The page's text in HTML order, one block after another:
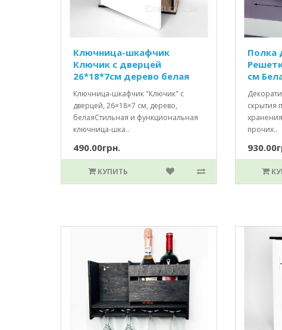
Ключница-шкафчик
Ключик c дверцей
26*18*7см дерево белая
Ключница-шкафчик "Ключик" с
дверцей, 26×18×7 см, дерево,
белаяСтильная и функциональная
ключница-шка..
490.00грн.
КУПИТЬ
Полка
см
скрытия
прочих..